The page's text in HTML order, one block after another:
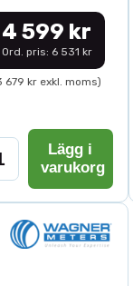
4 599 kr
Ord. pris: 6 531 kr
679 kr exkl. moms)
Lägg i
varukorg